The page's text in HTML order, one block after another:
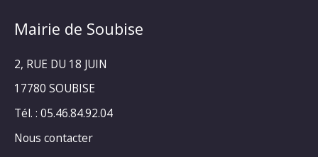
Mairie de Soubise
2, RUE DU 18 JUIN
17780 SOUBISE
Tél. : 05.46.84.92.04
Nous contacter